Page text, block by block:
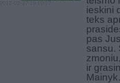
ieskini
teks
pas
sansu.
ir